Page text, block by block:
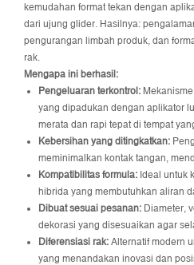
kemudahan format tekan dengan
dari ujung glider. Hasilnya:
pengurangan limbah produk, dan
rak.
Mengapa ini berhasil:
Pengeluaran terkontrol:
yang dipadukan dengan aplikator
merata dan rapi tepat di tempat
Kebersihan yang ditingkatkan:
meminimalkan kontak tangan,
Kompatibilitas formula: Ideal untuk
hibrida yang membutuhkan aliran
Dibuat sesuai pesanan: Diameter,
dekorasi yang disesuaikan agar
Diferensiasi rak: Alternatif modern
yang menandakan inovasi dan